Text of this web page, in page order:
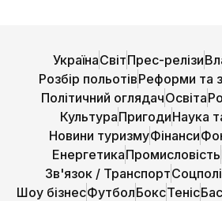
УкраїнаСвітПрес-релізи
Розбір польотівРеформи та
Політичний оглядачОсвіта
КультураПригодиНаука
Новини туризмуФінанси
ЕнергетикаПромисловість
Зв'язок / Транспорт
Шоу бізнесФутболБоксТеніс